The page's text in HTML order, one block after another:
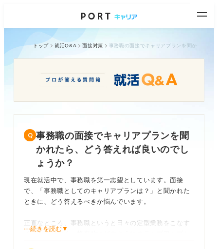
トップ 就活Q&A 面接対策
事務職の面接でキャリアプランを聞
かれたら、どう答えれば良いのでし
ょうか？
現在就活中で、事務職を第一志望としています。面接
で、「事務職としてのキャリアプランは？」と聞かれた
ときに、どう答えるべきか悩んでいます。
正直なところ、事務職というと日々の定型業務をこなす
イメージが強く、将来的にどのようにステップアップし
⋯続きを読む▼